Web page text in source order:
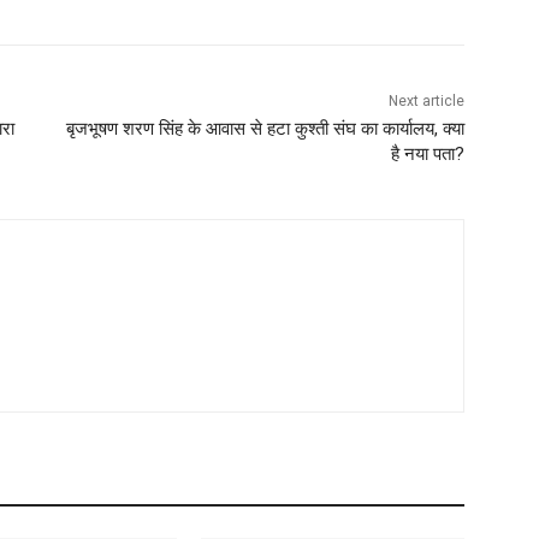
Next article
बृजभूषण शरण सिंह के आवास से हटा कुश्ती संघ का कार्यालय, क्या
है नया पता?